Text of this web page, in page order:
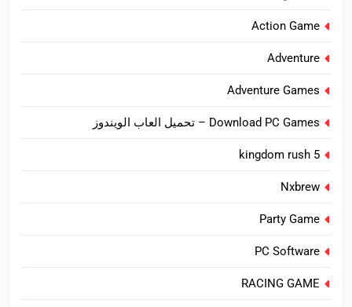
Action Game
Adventure
Adventure Games
Download PC Games – تحميل العاب الويندوز
kingdom rush 5
Nxbrew
Party Game
PC Software
RACING GAME